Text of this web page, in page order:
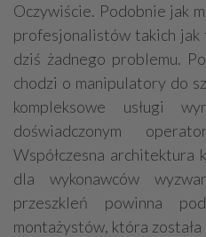
Transport
Agregaty
Pneumatyka - urządzenia,
Przyrządy miernicze
Oczywiście. Podobnie jak
profesjonalistów takich
dziś żadnego problemu.
chodzi o manipulatory do
kompleksowe usługi
doświadczonym
Współczesna architektura
dla wykonawców
przeszkleń powinna
montażystów, która